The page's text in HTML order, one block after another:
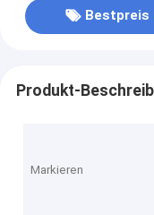
Bestpreis
Produkt-
Markieren